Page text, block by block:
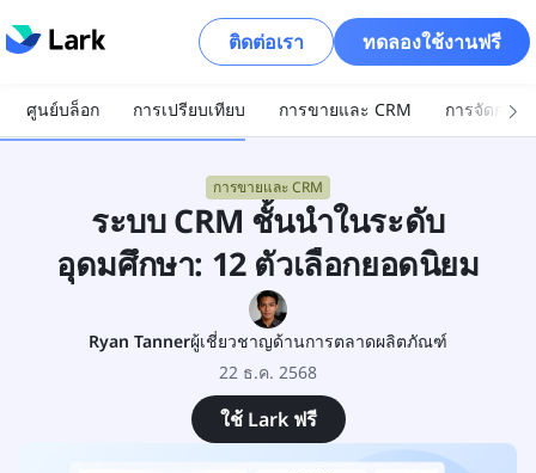
ติดต่อเรา ทดลองใช้งานฟรี
ศูนย์บล็อก การเปรียบเทียบ การขายและ CRM การจัดการ
การขายและ CRM
ระบบ CRM ชั้นนำในระดับ
อุดมศึกษา: 12 ตัวเลือกยอดนิยม
Ryan Tannerผู้เชี่ยวชาญด้านการตลาดผลิตภัณฑ์
22 ธ.ค. 2568
ใช้ Lark ฟรี